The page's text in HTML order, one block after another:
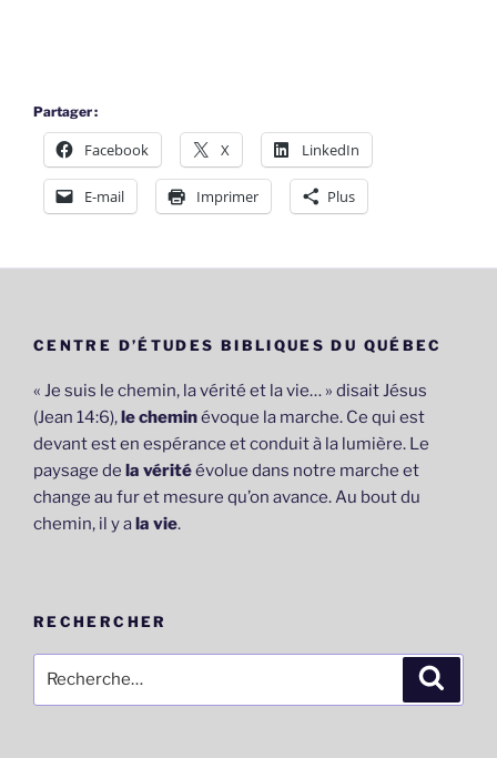
Partager :
Facebook X LinkedIn
E-mail Imprimer Plus
CENTRE D’ÉTUDES BIBLIQUES DU QUÉBEC
« Je suis le chemin, la vérité et la vie… » disait Jésus
(Jean 14:6),le cheminévoque la marche. Ce qui est
devant est en espérance et conduit à la lumière. Le
paysage de la véritéévolue dans notre marche et
change au fur et mesure qu’on avance. Au bout du
chemin, il y ala vie.
RECHERCHER
pour